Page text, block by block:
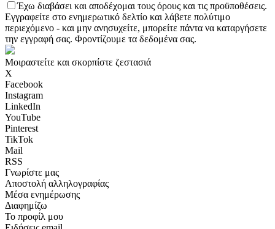
Έχω διαβάσει και αποδέχομαι τους όρους και τις προϋποθέσεις.
Εγγραφείτε στο ενημερωτικό δελτίο και λάβετε πολύτιμο
περιεχόμενο - και μην ανησυχείτε, μπορείτε πάντα να καταργήσετε
την εγγραφή σας. Φροντίζουμε τα δεδομένα σας.
Μοιραστείτε και σκορπίστε ζεστασιά
X
Facebook
Instagram
LinkedIn
YouTube
Pinterest
TikTok
Mail
RSS
Γνωρίστε μας
Αποστολή αλληλογραφίας
Μέσα ενημέρωσης
Διαφημίζω
Το προφίλ μου